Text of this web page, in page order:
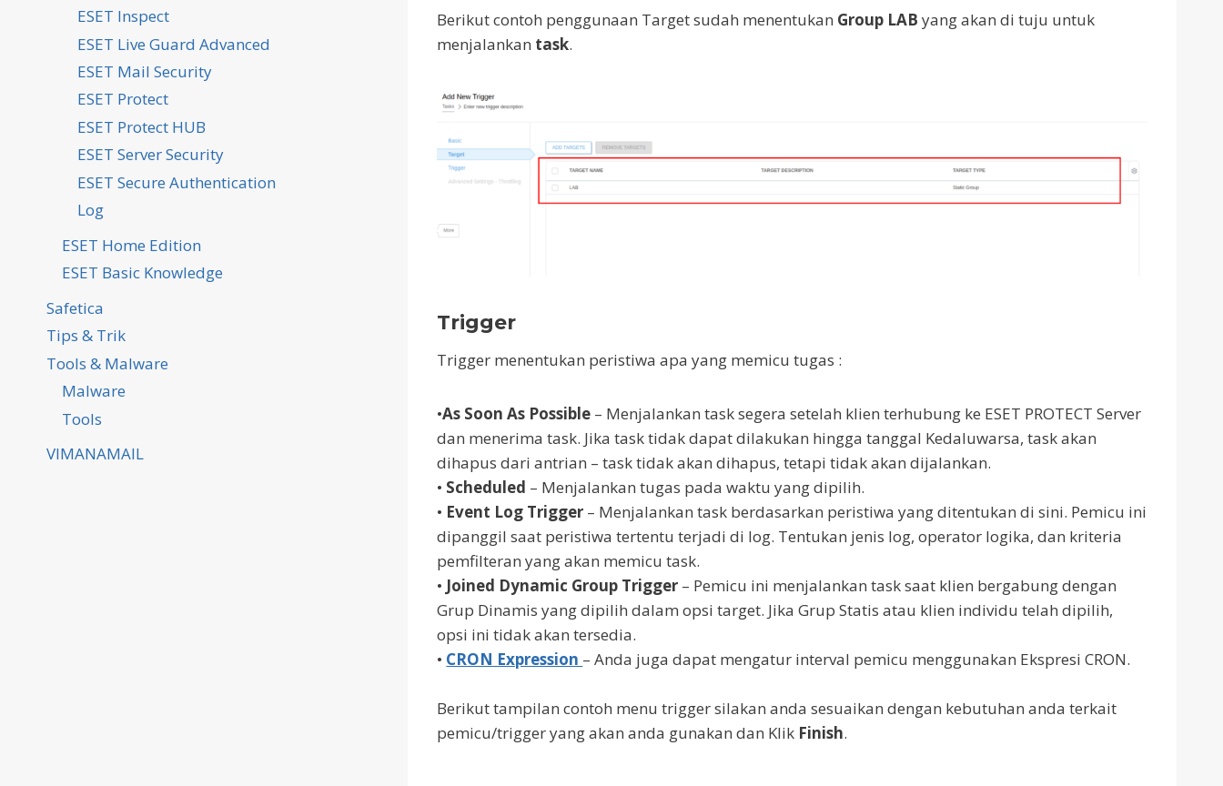
l
Berikut contoh penggunaan Target sudah menentukan Group LAB yang akan di tuju untuk
menjalankan task.
Trigger
Trigger menentukan peristiwa apa yang memicu tugas :
•As Soon As Possible – Menjalankan task segera setelah klien terhubung ke ESET PROTECT Server
dan menerima task. Jika task tidak dapat dilakukan hingga tanggal Kedaluwarsa, task akan
dihapus dari antrian – task tidak akan dihapus, tetapi tidak akan dijalankan.
• Scheduled – Menjalankan tugas pada waktu yang dipilih.
• Event Log Trigger – Menjalankan task berdasarkan peristiwa yang ditentukan di sini. Pemicu ini
dipanggil saat peristiwa tertentu terjadi di log. Tentukan jenis log, operator logika, dan kriteria
pemfilteran yang akan memicu task.
• Joined Dynamic Group Trigger – Pemicu ini menjalankan task saat klien bergabung dengan
Grup Dinamis yang dipilih dalam opsi target. Jika Grup Statis atau klien individu telah dipilih,
opsi ini tidak akan tersedia.
• CRON Expression – Anda juga dapat mengatur interval pemicu menggunakan Ekspresi CRON.
Berikut tampilan contoh menu trigger silakan anda sesuaikan dengan kebutuhan anda terkait
pemicu/trigger yang akan anda gunakan dan Klik Finish.
ESET Inspect
ESET Live Guard Advanced
ESET Mail Security
ESET Protect
ESET Protect HUB
ESET Server Security
ESET Secure Authentication
Log
ESET Home Edition
ESET Basic Knowledge
Safetica
Tips & Trik
Tools & Malware
Malware
Tools
VIMANAMAIL